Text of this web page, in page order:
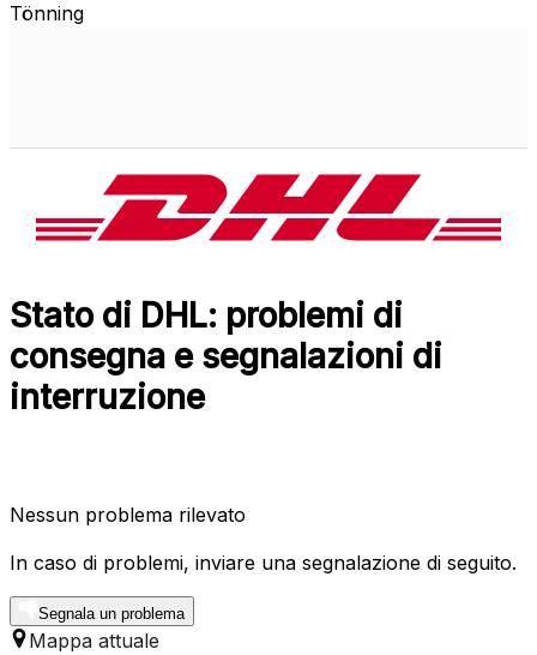
Tönning
Stato di DHL: problemi di
consegna e segnalazioni di
interruzione
Nessun problema rilevato
In caso di problemi, inviare una segnalazione di seguito.
Segnala un problema
Mappa attuale